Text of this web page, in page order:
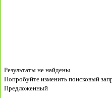
Результаты не найдены
Попробуйте изменить поисковый
Предложенный